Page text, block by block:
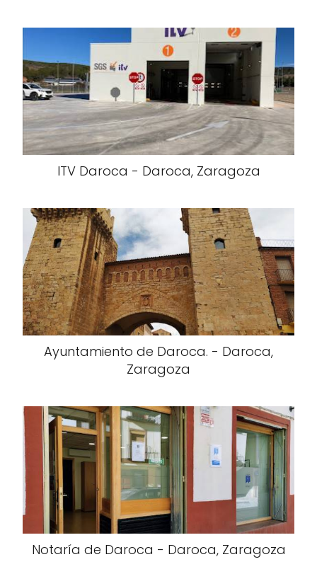
ITV Daroca - Daroca, Zaragoza
Ayuntamiento de Daroca. - Daroca,
Zaragoza
Notaría de Daroca - Daroca, Zaragoza